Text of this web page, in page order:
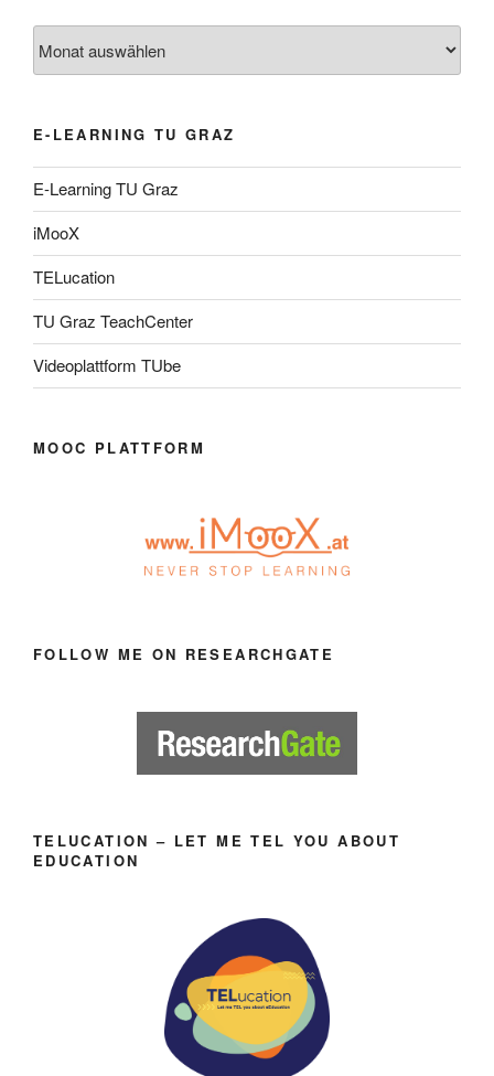
E-LEARNING TU GRAZ
E-Learning TU Graz
iMooX
TELucation
TU Graz TeachCenter
Videoplattform TUbe
MOOC PLATTFORM
FOLLOW ME ON RESEARCHGATE
TELUCATION – LET ME TEL YOU ABOUT
EDUCATION